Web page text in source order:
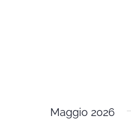
Maggio 2026